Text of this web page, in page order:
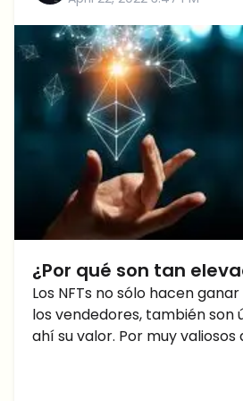
¿Por qué son tan
precios de NFT en
Los NFTs no sólo hacen
los vendedores, también son
ahí su valor. Por muy valiosos
son exactamente, cómo